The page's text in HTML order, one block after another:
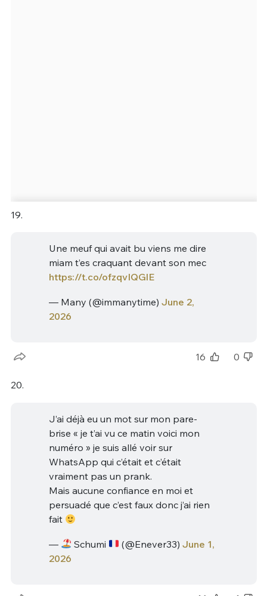
19.
Une meuf qui avait bu viens me dire
miam t’es craquant devant son mec
https://t.co/ofzqvIQGlE
— Many (@immanytime) June 2,
2026
16 0
20.
J’ai déjà eu un mot sur mon pare-
brise « je t’ai vu ce matin voici mon
numéro » je suis allé voir sur
WhatsApp qui c’était et c’était
vraiment pas un prank.
Mais aucune confiance en moi et
persuadé que c’est faux donc j’ai rien
fait
— Schumi (@Enever33) June 1,
2026